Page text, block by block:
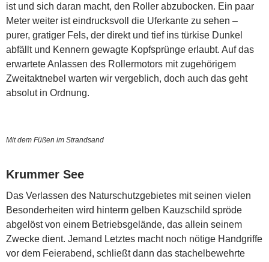
ist und sich daran macht, den Roller abzubocken. Ein paar
Meter weiter ist eindrucksvoll die Uferkante zu sehen –
purer, gratiger Fels, der direkt und tief ins türkise Dunkel
abfällt und Kennern gewagte Kopfsprünge erlaubt. Auf das
erwartete Anlassen des Rollermotors mit zugehörigem
Zweitaktnebel warten wir vergeblich, doch auch das geht
absolut in Ordnung.
Mit dem Füßen im Strandsand
Krummer See
Das Verlassen des Naturschutzgebietes mit seinen vielen
Besonderheiten wird hinterm gelben Kauzschild spröde
abgelöst von einem Betriebsgelände, das allein seinem
Zwecke dient. Jemand Letztes macht noch nötige Handgriffe
vor dem Feierabend, schließt dann das stachelbewehrte